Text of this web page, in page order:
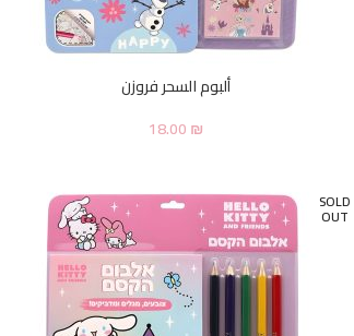
ألبوم السحر فروزن
18.00₪
SOLD
OUT